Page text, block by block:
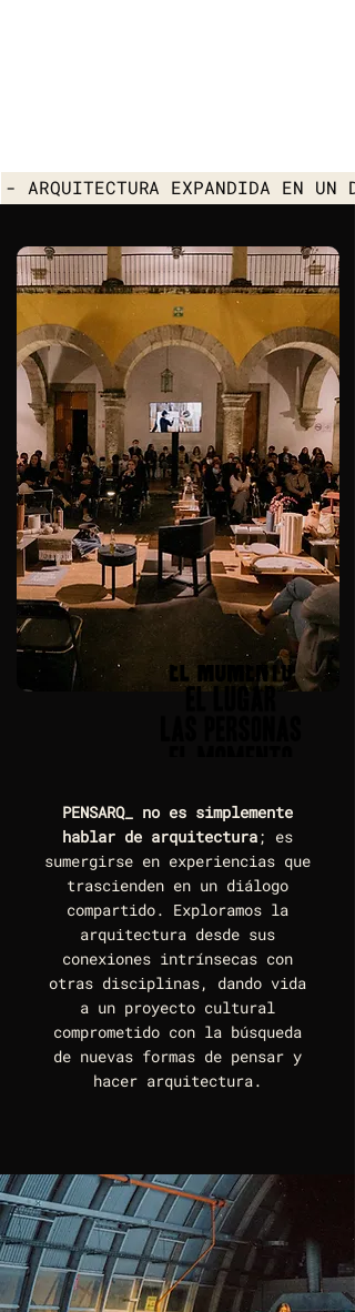
- ARQUITECTURA EXPANDIDA EN UN
PENSARQ_ no es simplemente
hablar de arquitectura; es
sumergirse en experiencias que
trascienden en un diálogo
compartido. Exploramos la
arquitectura desde sus
conexiones intrínsecas con
otras disciplinas, dando vida
a un proyecto cultural
comprometido con la búsqueda
de nuevas formas de pensar y
hacer arquitectura.